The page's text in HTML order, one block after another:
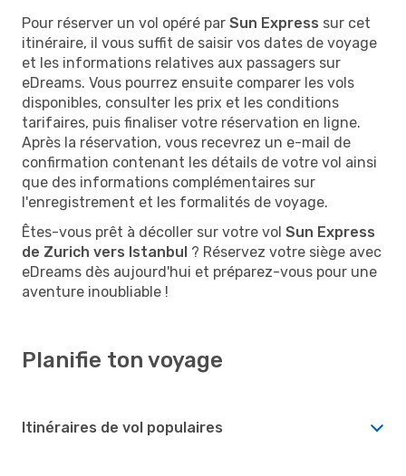
Pour réserver un vol opéré par Sun Express sur cet
itinéraire, il vous suffit de saisir vos dates de voyage
et les informations relatives aux passagers sur
eDreams. Vous pourrez ensuite comparer les vols
disponibles, consulter les prix et les conditions
tarifaires, puis finaliser votre réservation en ligne.
Après la réservation, vous recevrez un e-mail de
confirmation contenant les détails de votre vol ainsi
que des informations complémentaires sur
l'enregistrement et les formalités de voyage.
Êtes-vous prêt à décoller sur votre vol Sun Express
de Zurich vers Istanbul ? Réservez votre siège avec
eDreams dès aujourd'hui et préparez-vous pour une
aventure inoubliable !
Planifie ton voyage
Itinéraires de vol populaires